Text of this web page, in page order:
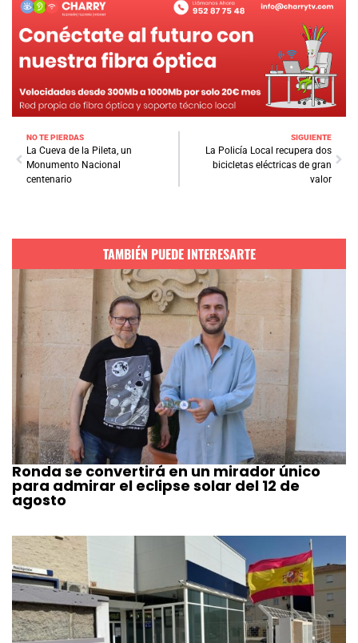
NO TE PIERDAS
La Cueva de la Pileta, un
Monumento Nacional
centenario
SIGUIENTE
La Policía Local recupera dos
bicicletas eléctricas de gran
valor
TAMBIÉN PUEDE INTERESARTE
Ronda se convertirá en un mirador único
para admirar el eclipse solar del 12 de
agosto